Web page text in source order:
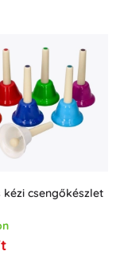
csengőkészlet